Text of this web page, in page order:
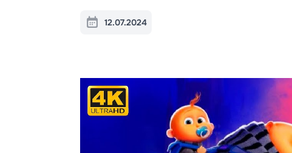
12.07.2024